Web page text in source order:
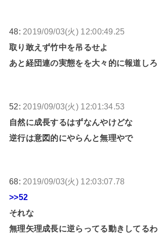
48: 2019/09/03(火) 12:00:49.25
取り敢えず竹中を吊るせよ
あと経団連の実態をを大々的に報道しろ
52: 2019/09/03(火) 12:01:34.53
自然に成長するはずなんやけどな
逆行は意図的にやらんと無理やで
68: 2019/09/03(火) 12:03:07.78
>>52
それな
無理矢理成長に逆らってる動きしてるわ